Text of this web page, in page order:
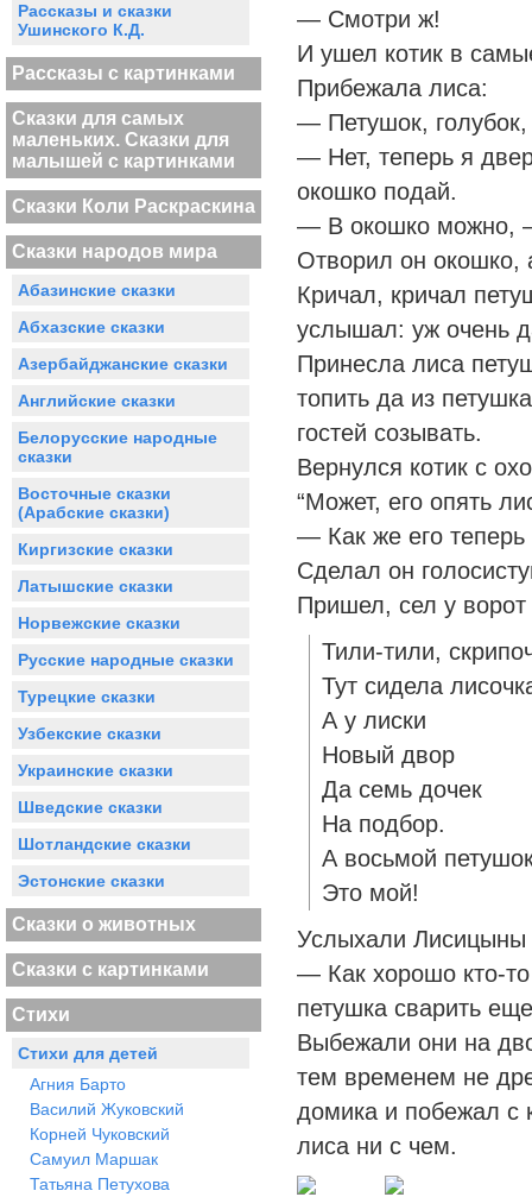
Рассказы и сказки
Ушинского К.Д.
Рассказы с картинками
Сказки для самых
маленьких. Сказки для
малышей с картинками
Сказки Коли Раскраскина
Сказки народов мира
Абазинские сказки
Абхазские сказки
Азербайджанские сказки
Английские сказки
Белорусские народные
сказки
Восточные сказки
(Арабские сказки)
Киргизские сказки
Латышские сказки
Норвежские сказки
Русские народные сказки
Турецкие сказки
Узбекские сказки
Украинские сказки
Шведские сказки
Шотландские сказки
Эстонские сказки
Сказки о животных
Сказки с картинками
Стихи
Стихи для детей
Агния Барто
Василий Жуковский
Корней Чуковский
Самуил Маршак
Татьяна Петухова
— Смотри ж!
И ушел котик в
Прибежала лиса:
— Петушок, голубок,
— Нет, теперь я
окошко подай.
— В окошко можно,
Отворил он окошко,
Кричал, кричал
услышал: уж очень
Принесла лиса
топить да из
гостей созывать.
Вернулся котик с
“Может, его опять
— Как же его теперь
Сделал он
Пришел, сел у ворот
Тили-тили,
Тут сидела
А у лиски
Новый двор
Да семь дочек
На подбор.
А восьмой
Это мой!
Услыхали Лисицыны
— Как хорошо кто-
петушка сварить
Выбежали они на
тем временем не
домика и побежал с
лиса ни с чем.